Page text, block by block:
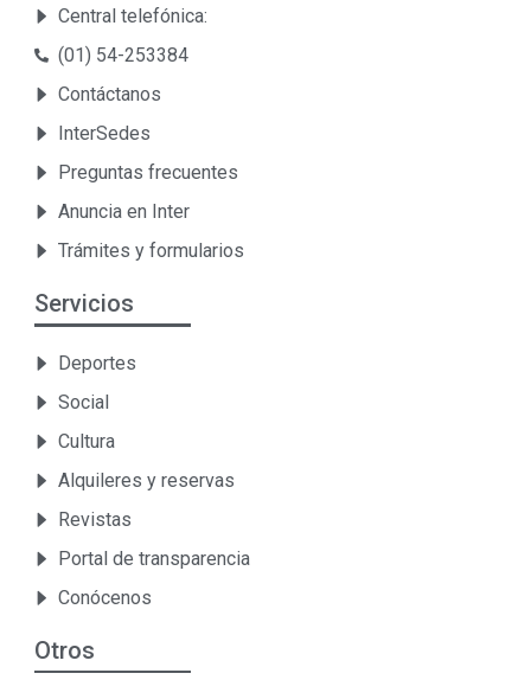
Central telefónica:
(01) 54-253384
Contáctanos
InterSedes
Preguntas frecuentes
Anuncia en Inter
Trámites y formularios
Servicios
Deportes
Social
Cultura
Alquileres y reservas
Revistas
Portal de transparencia
Conócenos
Otros